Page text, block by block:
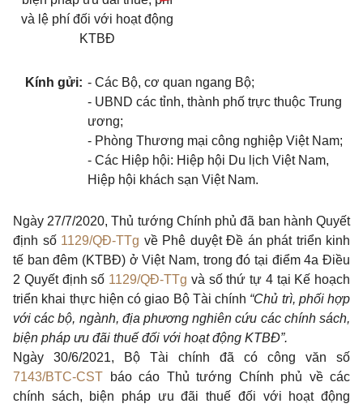
và lệ phí đối với hoạt động
KTBĐ
Kính gửi: - Các Bộ, cơ quan ngang Bộ;
- UBND các tỉnh, thành phố trực thuộc Trung
ương;
- Phòng Thương mại công nghiệp Việt Nam;
- Các Hiệp hội: Hiệp hội Du lịch Việt Nam,
Hiệp hội khách sạn Việt Nam.
Ngày 27/7/2020, Thủ tướng Chính phủ đã ban hành Quyết
định số 1129/QĐ-TTg về Phê duyệt Đề án phát triển kinh
tế ban đêm (KTBĐ) ở Việt Nam, trong đó tại điểm 4a Điều
2 Quyết định số 1129/QĐ-TTg và số thứ tự 4 tại Kế hoạch
triển khai thực hiện có giao Bộ Tài chính “Chủ trì, phối hợp
với các bộ, ngành, địa phương nghiên cứu các chính sách,
biện pháp ưu đãi thuế đối với hoạt động KTBĐ”.
Ngày 30/6/2021, Bộ Tài chính đã có công văn số
7143/BTC-CST báo cáo Thủ tướng Chính phủ về các
chính sách, biện pháp ưu đãi thuế đối với hoạt động